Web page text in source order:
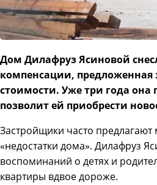
Дом Дилафруз Ясиновой
компенсации,
стоимости. Уже три года она
позволит ей приобрести
Застройщики часто
«недостатки дома». Дилафруз
воспоминаний о детях и
квартиры вдвое дороже.